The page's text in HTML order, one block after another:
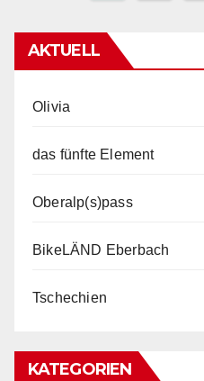
AKTUELL
Olivia
das fünfte Element
Oberalp(s)pass
BikeLÄND Eberbach
Tschechien
KATEGORIEN